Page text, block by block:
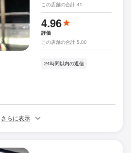
この店舗の合計 41
4.96
評価
この店舗の合計 5.00
24時間以内の返信
さらに表示